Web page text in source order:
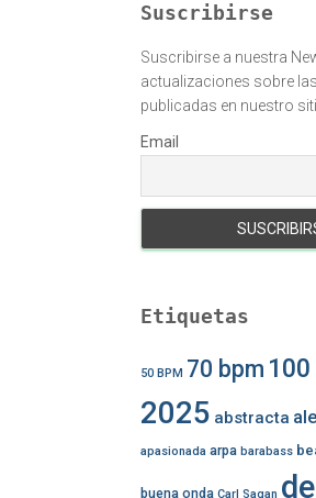
Suscribirse
Suscribirse a nuestra
actualizaciones sobre
publicadas en nuestro
Email
Etiquetas
50 BPM 70 bpm
2025 abstracta
apasionada arpa barabass
buena onda Carl Sagan